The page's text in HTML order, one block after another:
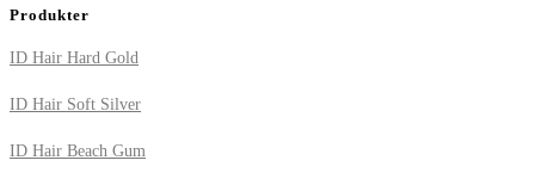
Produkter
ID Hair Hard Gold
ID Hair Soft Silver
ID Hair Beach Gum